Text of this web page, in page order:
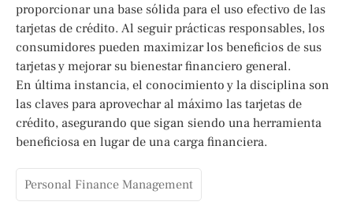
proporcionar una base sólida para el uso efectivo de las
tarjetas de crédito. Al seguir prácticas responsables, los
consumidores pueden maximizar los beneficios de sus
tarjetas y mejorar su bienestar financiero general.
En última instancia, el conocimiento y la disciplina son
las claves para aprovechar al máximo las tarjetas de
crédito, asegurando que sigan siendo una herramienta
beneficiosa en lugar de una carga financiera.
Personal Finance Management